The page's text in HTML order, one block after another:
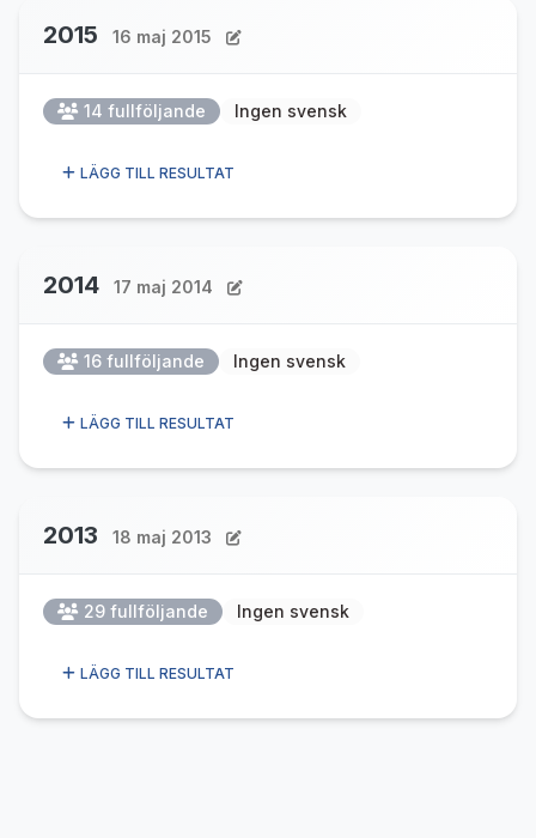
2015 16 maj 2015
14 fullföljande Ingen svensk
LÄGG TILL RESULTAT
2014 17 maj 2014
16 fullföljande Ingen svensk
LÄGG TILL RESULTAT
2013 18 maj 2013
29 fullföljande Ingen svensk
LÄGG TILL RESULTAT